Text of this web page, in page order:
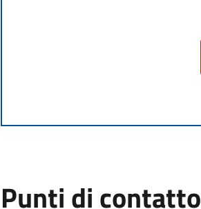
Punti di contatto